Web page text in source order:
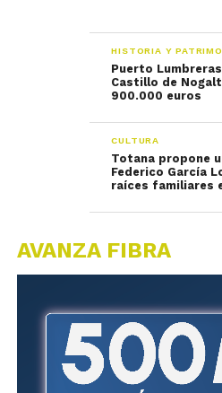
HISTORIA Y
Puerto
Castillo de
900.000 euros
CULTURA
Totana propone
Federico García
raíces familiares
AVANZA FIBRA